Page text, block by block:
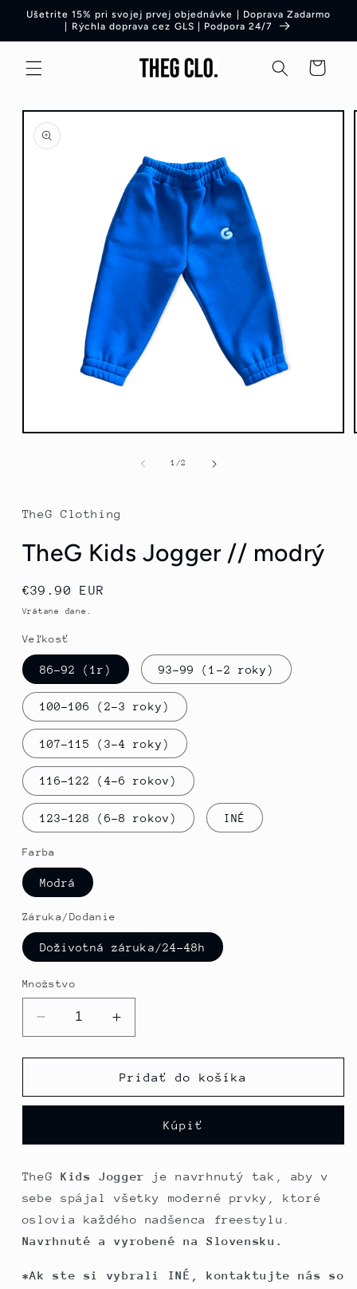
Preskočiť
na obsah
Ušetrite 15% pri svojej prvej objednávke | Doprava Zadarmo
| Rýchla doprava cez GLS | Podpora 24/7
Košík
informácie
o produkte
Otvorte
1 /z2
TheG Clothing
TheG Kids Jogger // modrý
Normálna
cena
€39.90 EUR
Vrátane dane.
Veľkosť
86-92 (1r) 93-99 (1-2 roky)
100-106 (2-3 roky)
107-115 (3-4 roky)
116-122 (4-6 rokov)
123-128 (6-8 rokov) INÉ
Farba
Modrá
Záruka/Dodanie
Doživotná záruka/24-48h
Množstvo
Znížiť
množstvo
pre
Kids
modrý
Zvýšte
množstvo
pre
TheG
Kids
modrý
Pridať do košíka
Kúpiť
TheG Kids Jogger
je navrhnutý tak, aby v
sebe spájal všetky moderné prvky, ktoré
oslovia každého nadšenca freestylu.
Navrhnuté a vyrobené na Slovensku.
*Ak ste si vybrali INÉ, kontaktujte nás so